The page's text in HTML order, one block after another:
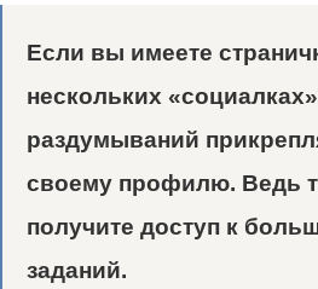
Если вы имеете
нескольких
раздумываний
своему профилю. Ведь
получите доступ к
заданий.